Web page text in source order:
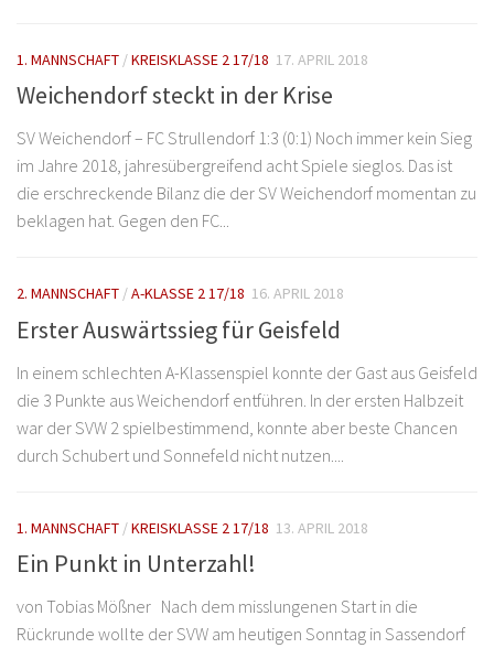
1. MANNSCHAFT /KREISKLASSE 2 17/18 17. APRIL 2018
Weichendorf steckt in der Krise
SV Weichendorf – FC Strullendorf 1:3 (0:1) Noch immer kein Sieg
im Jahre 2018, jahresübergreifend acht Spiele sieglos. Das ist
die erschreckende Bilanz die der SV Weichendorf momentan zu
beklagen hat. Gegen den FC...
2. MANNSCHAFT /A-KLASSE 2 17/18 16. APRIL 2018
Erster Auswärtssieg für Geisfeld
In einem schlechten A-Klassenspiel konnte der Gast aus Geisfeld
die 3 Punkte aus Weichendorf entführen. In der ersten Halbzeit
war der SVW 2 spielbestimmend, konnte aber beste Chancen
durch Schubert und Sonnefeld nicht nutzen....
1. MANNSCHAFT /KREISKLASSE 2 17/18 13. APRIL 2018
Ein Punkt in Unterzahl!
von Tobias Mößner Nach dem misslungenen Start in die
Rückrunde wollte der SVW am heutigen Sonntag in Sassendorf